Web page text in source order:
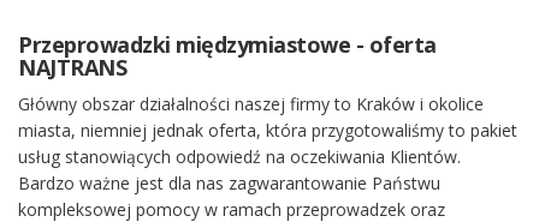
Przeprowadzki międzymiastowe - oferta
NAJTRANS
Główny obszar działalności naszej firmy to Kraków i okolice
miasta, niemniej jednak oferta, która przygotowaliśmy to pakiet
usług stanowiących odpowiedź na oczekiwania Klientów.
Bardzo ważne jest dla nas zagwarantowanie Państwu
kompleksowej pomocy w ramach przeprowadzek oraz